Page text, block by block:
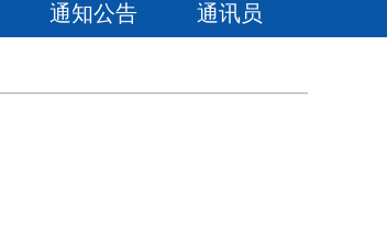
通知公告 通讯员